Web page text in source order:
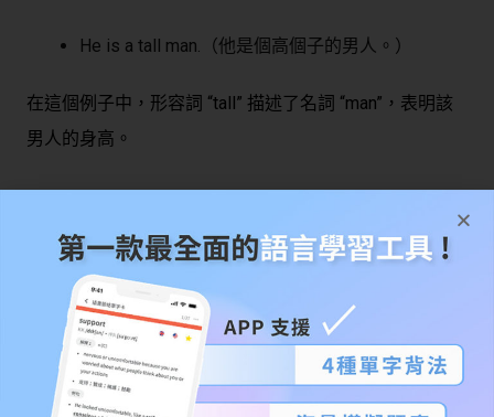
He is a tall man.（他是個高個子的男人。）
在這個例子中，形容詞 “tall” 描述了名詞 “man”，表明該
男人的身高。
副詞用來描述或修飾動詞、形容詞或其他副詞。它們提供
有關動作、程度、方式、時間、地點等方面的信息。副詞
可以出現在句子中的不同位置，具體取決於其所修飾的
詞。